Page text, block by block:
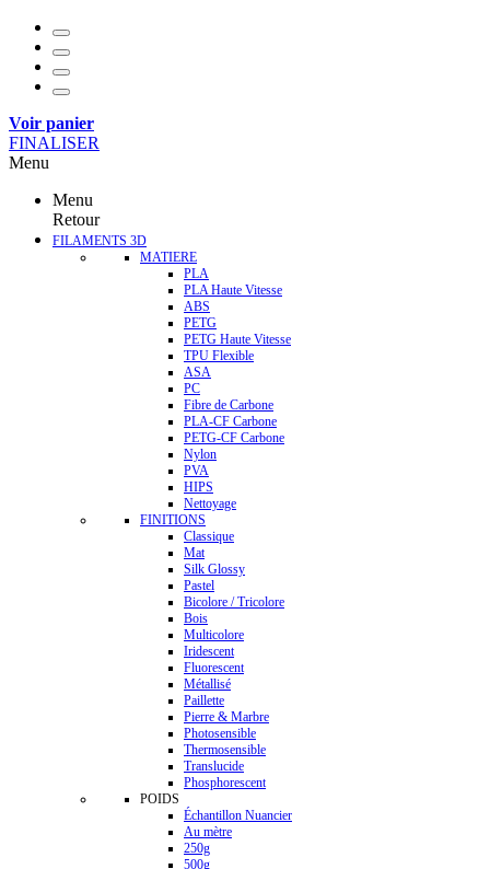
Voir panier
FINALISER
Menu
Menu
Retour
FILAMENTS 3D
MATIERE
PLA
PLA Haute Vitesse
ABS
PETG
PETG Haute Vitesse
TPU Flexible
ASA
PC
Fibre de Carbone
PLA-CF Carbone
PETG-CF Carbone
Nylon
PVA
HIPS
Nettoyage
FINITIONS
Classique
Mat
Silk Glossy
Pastel
Bicolore / Tricolore
Bois
Multicolore
Iridescent
Fluorescent
Métallisé
Paillette
Pierre & Marbre
Photosensible
Thermosensible
Translucide
Phosphorescent
POIDS
Échantillon Nuancier
Au mètre
250g
500g